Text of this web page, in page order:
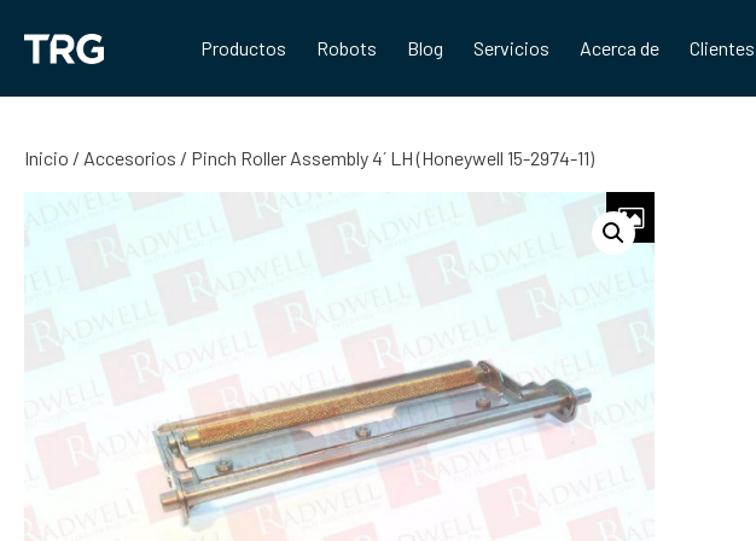
contenido
Productos Robots Blog Servicios Acerca de Clientes
Inicio / Accesorios / Pinch Roller Assembly 4´ LH (Honeywell 15-2974-11)